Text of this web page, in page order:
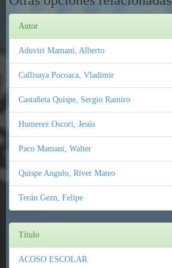
Autor
Aduviri Mamani, Alberto
Callisaya Pocoaca, Vladimir
Castañeta Quispe, Sergio Ramiro
Humerez Oscori, Jesús
Paco Mamani, Walter
Quispe Angulo, River Mateo
Terán Gezn, Felipe
Título
ACOSO ESCOLAR